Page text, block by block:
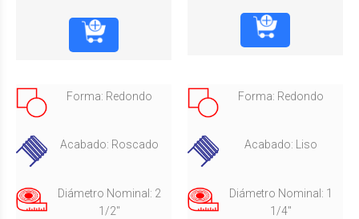
Forma: Redondo
Acabado: Roscado
Diámetro Nominal: 2
1/2"
Forma: Redondo
Acabado: Liso
Diámetro Nominal: 1
1/4"